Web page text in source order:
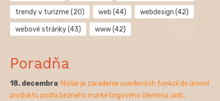
trendy v turizme (20) web (44) webdesign (42)
webové stránky(43) www(42)
Poradňa
18. decembra: Nižšie je zaradenie uvedených funkcií do úrovní
produktu podľa bežného marketingového členenia: jadr...